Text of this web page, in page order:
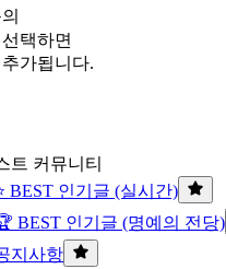
택하면
가됩니다.
트 커뮤니티
BEST 인기글 (실시간)
BEST 인기글 (명예의 전당)
지사항